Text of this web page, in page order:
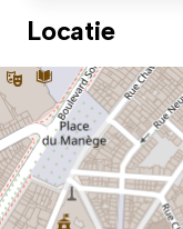
Locatie